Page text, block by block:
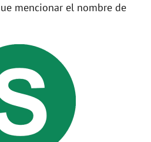
mencionar el nombre de